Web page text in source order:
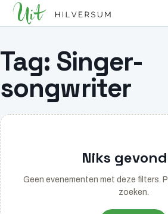
Tag: Singer-
songwriter
Niks
Geen evenementen met deze filters.
zoeken.